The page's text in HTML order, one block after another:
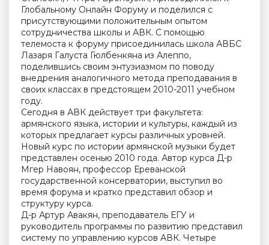
Глобальному Онлайн Форуму и поделился с
присутствующими положительным опытом
сотрудничества школы и АВК. С помощью
телемоста к форуму присоединилась школа АВБС
Лазаря Галуста Гюлбенкяна из Алеппо,
поделившись своим энтузиазмом по поводу
внедрения аналогичного метода преподавания в
своих классах в предстоящем 2010-2011 учебном
году.
Сегодня в АВК действует три факультета:
армянского языка, истории и культуры, каждый из
которых предлагает курсы различных уровней.
Новый курс по истории армянской музыки будет
представлен осенью 2010 года. Автор курса Д-р
Мгер Навоян, профессор Ереванской
государственной консерватории, выступил во
время форума и кратко представил обзор и
структуру курса.
Д-р Артур Авакян, преподаватель ЕГУ и
руководитель программы по развитию представил
систему по управлению курсов АВК. Четыре